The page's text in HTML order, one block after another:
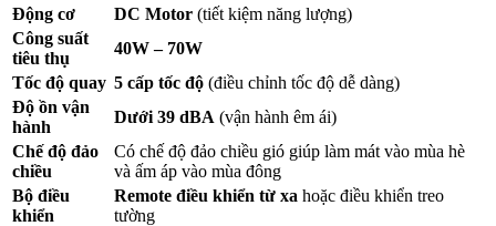
Động cơ
DC Motor (tiết kiệm năng lượng)
Công suất
tiêu thụ
40W – 70W
Tốc độ quay 5 cấp tốc độ (điều chỉnh tốc độ dễ dàng)
Độ ồn vận
hành
Dưới 39 dBA (vận hành êm ái)
Chế độ đảo
chiều
Có chế độ đảo chiều gió giúp làm mát vào mùa hè
và ấm áp vào mùa đông
Bộ điều
khiển
Remote điều khiển từ xa hoặc điều khiển treo
tường